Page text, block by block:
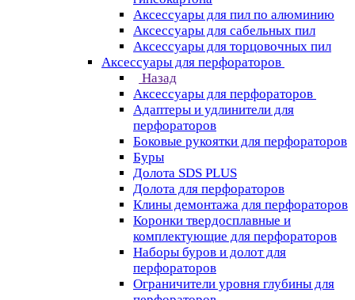
Аксессуары для пил по алюминию
Аксессуары для сабельных пил
Аксессуары для торцовочных пил
Аксессуары для перфораторов
Назад
Аксессуары для перфораторов
Адаптеры и удлинители для
перфораторов
Боковые рукоятки для перфораторов
Буры
Долота SDS PLUS
Долота для перфораторов
Клины демонтажа для перфораторов
Коронки твердосплавные и
комплектующие для перфораторов
Наборы буров и долот для
перфораторов
Ограничители уровня глубины для